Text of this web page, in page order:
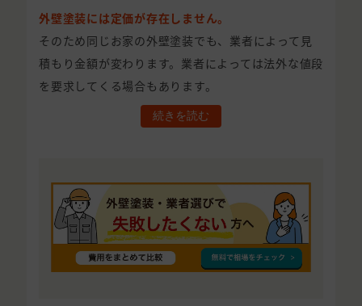
外壁塗装には定価が存在しません。
そのため同じお家の外壁塗装でも、業者によって見
積もり金額が変わります。業者によっては法外な値段
を要求してくる場合もあります。
続きを読む